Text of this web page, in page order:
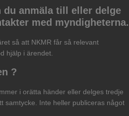
du anmäla till eller delge
med myndigheterna.
så att NKMR får så relevant
hjälp i ärendet.
?
i orätta händer eller delges tredje
samtycke. Inte heller publiceras något